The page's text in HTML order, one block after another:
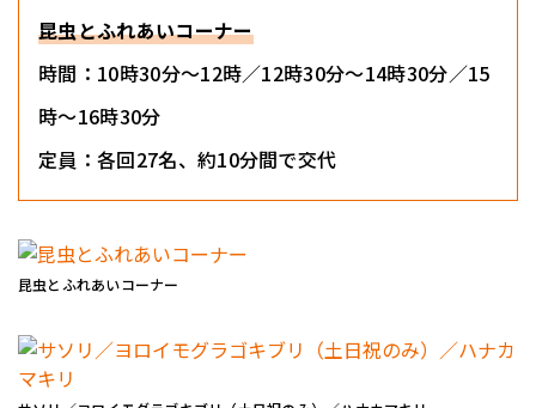
昆虫とふれあいコーナー
時間：10時30分〜12時／12時30分〜14時30分／15
時〜16時30分
定員：各回27名、約10分間で交代
昆虫とふれあいコーナー